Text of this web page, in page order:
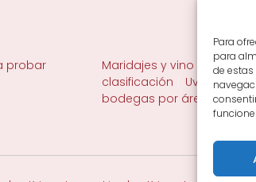
Para
para
de
probar
Maridajes y vino en la
clasificación
Uvas y
bodegas por área